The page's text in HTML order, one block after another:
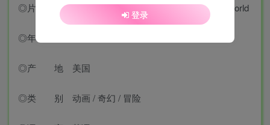
◎片 名 How to Train Your Dragon: The Hidden World
◎年 代 2019
◎产 地 美国
◎类 别 动画 / 奇幻 / 冒险
登录